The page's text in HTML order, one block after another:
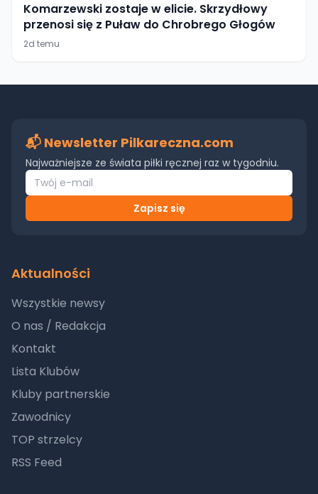
Komarzewski zostaje w elicie. Skrzydłowy
przenosi się z Puław do Chrobrego Głogów
2d temu
📬 Newsletter Pilkareczna.com
Najważniejsze ze świata piłki ręcznej raz w tygodniu.
Zapisz się
Aktualności
Wszystkie newsy
O nas / Redakcja
Kontakt
Lista Klubów
Kluby partnerskie
Zawodnicy
TOP strzelcy
RSS Feed